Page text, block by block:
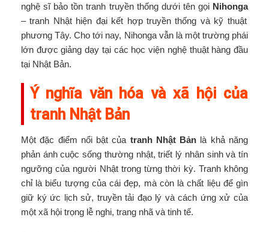
nghệ sĩ bảo tồn tranh truyền thống dưới tên gọi Nihonga
– tranh Nhật hiện đại kết hợp truyền thống và kỹ thuật
phương Tây. Cho tới nay, Nihonga vẫn là một trường phái
lớn được giảng dạy tại các học viện nghệ thuật hàng đầu
tại Nhật Bản.
Ý nghĩa văn hóa và xã hội của
tranh Nhật Bản
Một đặc điểm nổi bật của tranh Nhật Bản là khả năng
phản ánh cuộc sống thường nhật, triết lý nhân sinh và tín
ngưỡng của người Nhật trong từng thời kỳ. Tranh không
chỉ là biểu tượng của cái đẹp, mà còn là chất liệu để gìn
giữ ký ức lịch sử, truyền tải đạo lý và cách ứng xử của
một xã hội trọng lễ nghi, trang nhã và tinh tế.